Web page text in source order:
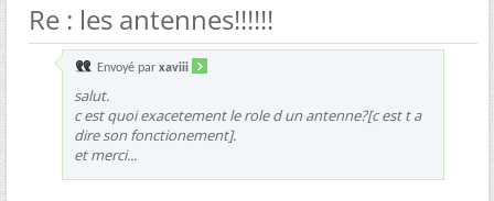
Re : les antennes!!!!!!
Envoyé par xaviii
salut.
c est quoi exacetement le role d un antenne?[c est t a
dire son fonctionement].
et merci...